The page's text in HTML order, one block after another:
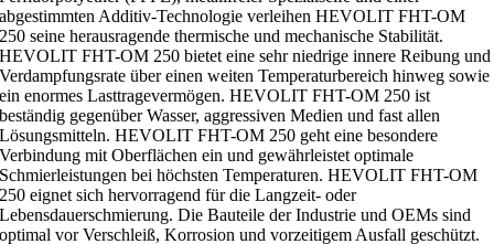
abgestimmten Additiv-Technologie verleihen HEVOLIT FHT-OM
250 seine herausragende thermische und mechanische Stabilität.
HEVOLIT FHT-OM 250 bietet eine sehr niedrige innere Reibung und
Verdampfungsrate über einen weiten Temperaturbereich hinweg sowie
ein enormes Lasttragevermögen. HEVOLIT FHT-OM 250 ist
beständig gegenüber Wasser, aggressiven Medien und fast allen
Lösungsmitteln. HEVOLIT FHT-OM 250 geht eine besondere
Verbindung mit Oberflächen ein und gewährleistet optimale
Schmierleistungen bei höchsten Temperaturen. HEVOLIT FHT-OM
250 eignet sich hervorragend für die Langzeit- oder
Lebensdauerschmierung. Die Bauteile der Industrie und OEMs sind
optimal vor Verschleiß, Korrosion und vorzeitigem Ausfall geschützt.